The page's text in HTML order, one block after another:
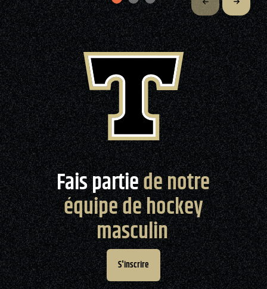
Fais partiede notre
équipe de hockey
masculin
S'inscrire